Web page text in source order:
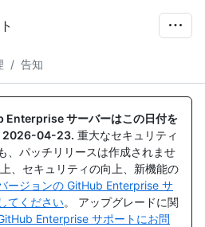
/ 告知
Enterprise サーバーはこの日付を
2026-04-23. 重大なセキュリティ
、パッチリリースは作成されませ
、セキュリティの向上、新機能の
ージョンの GitHub Enterprise サ
てください。 アップグレードに関
Enterprise サポートにお問